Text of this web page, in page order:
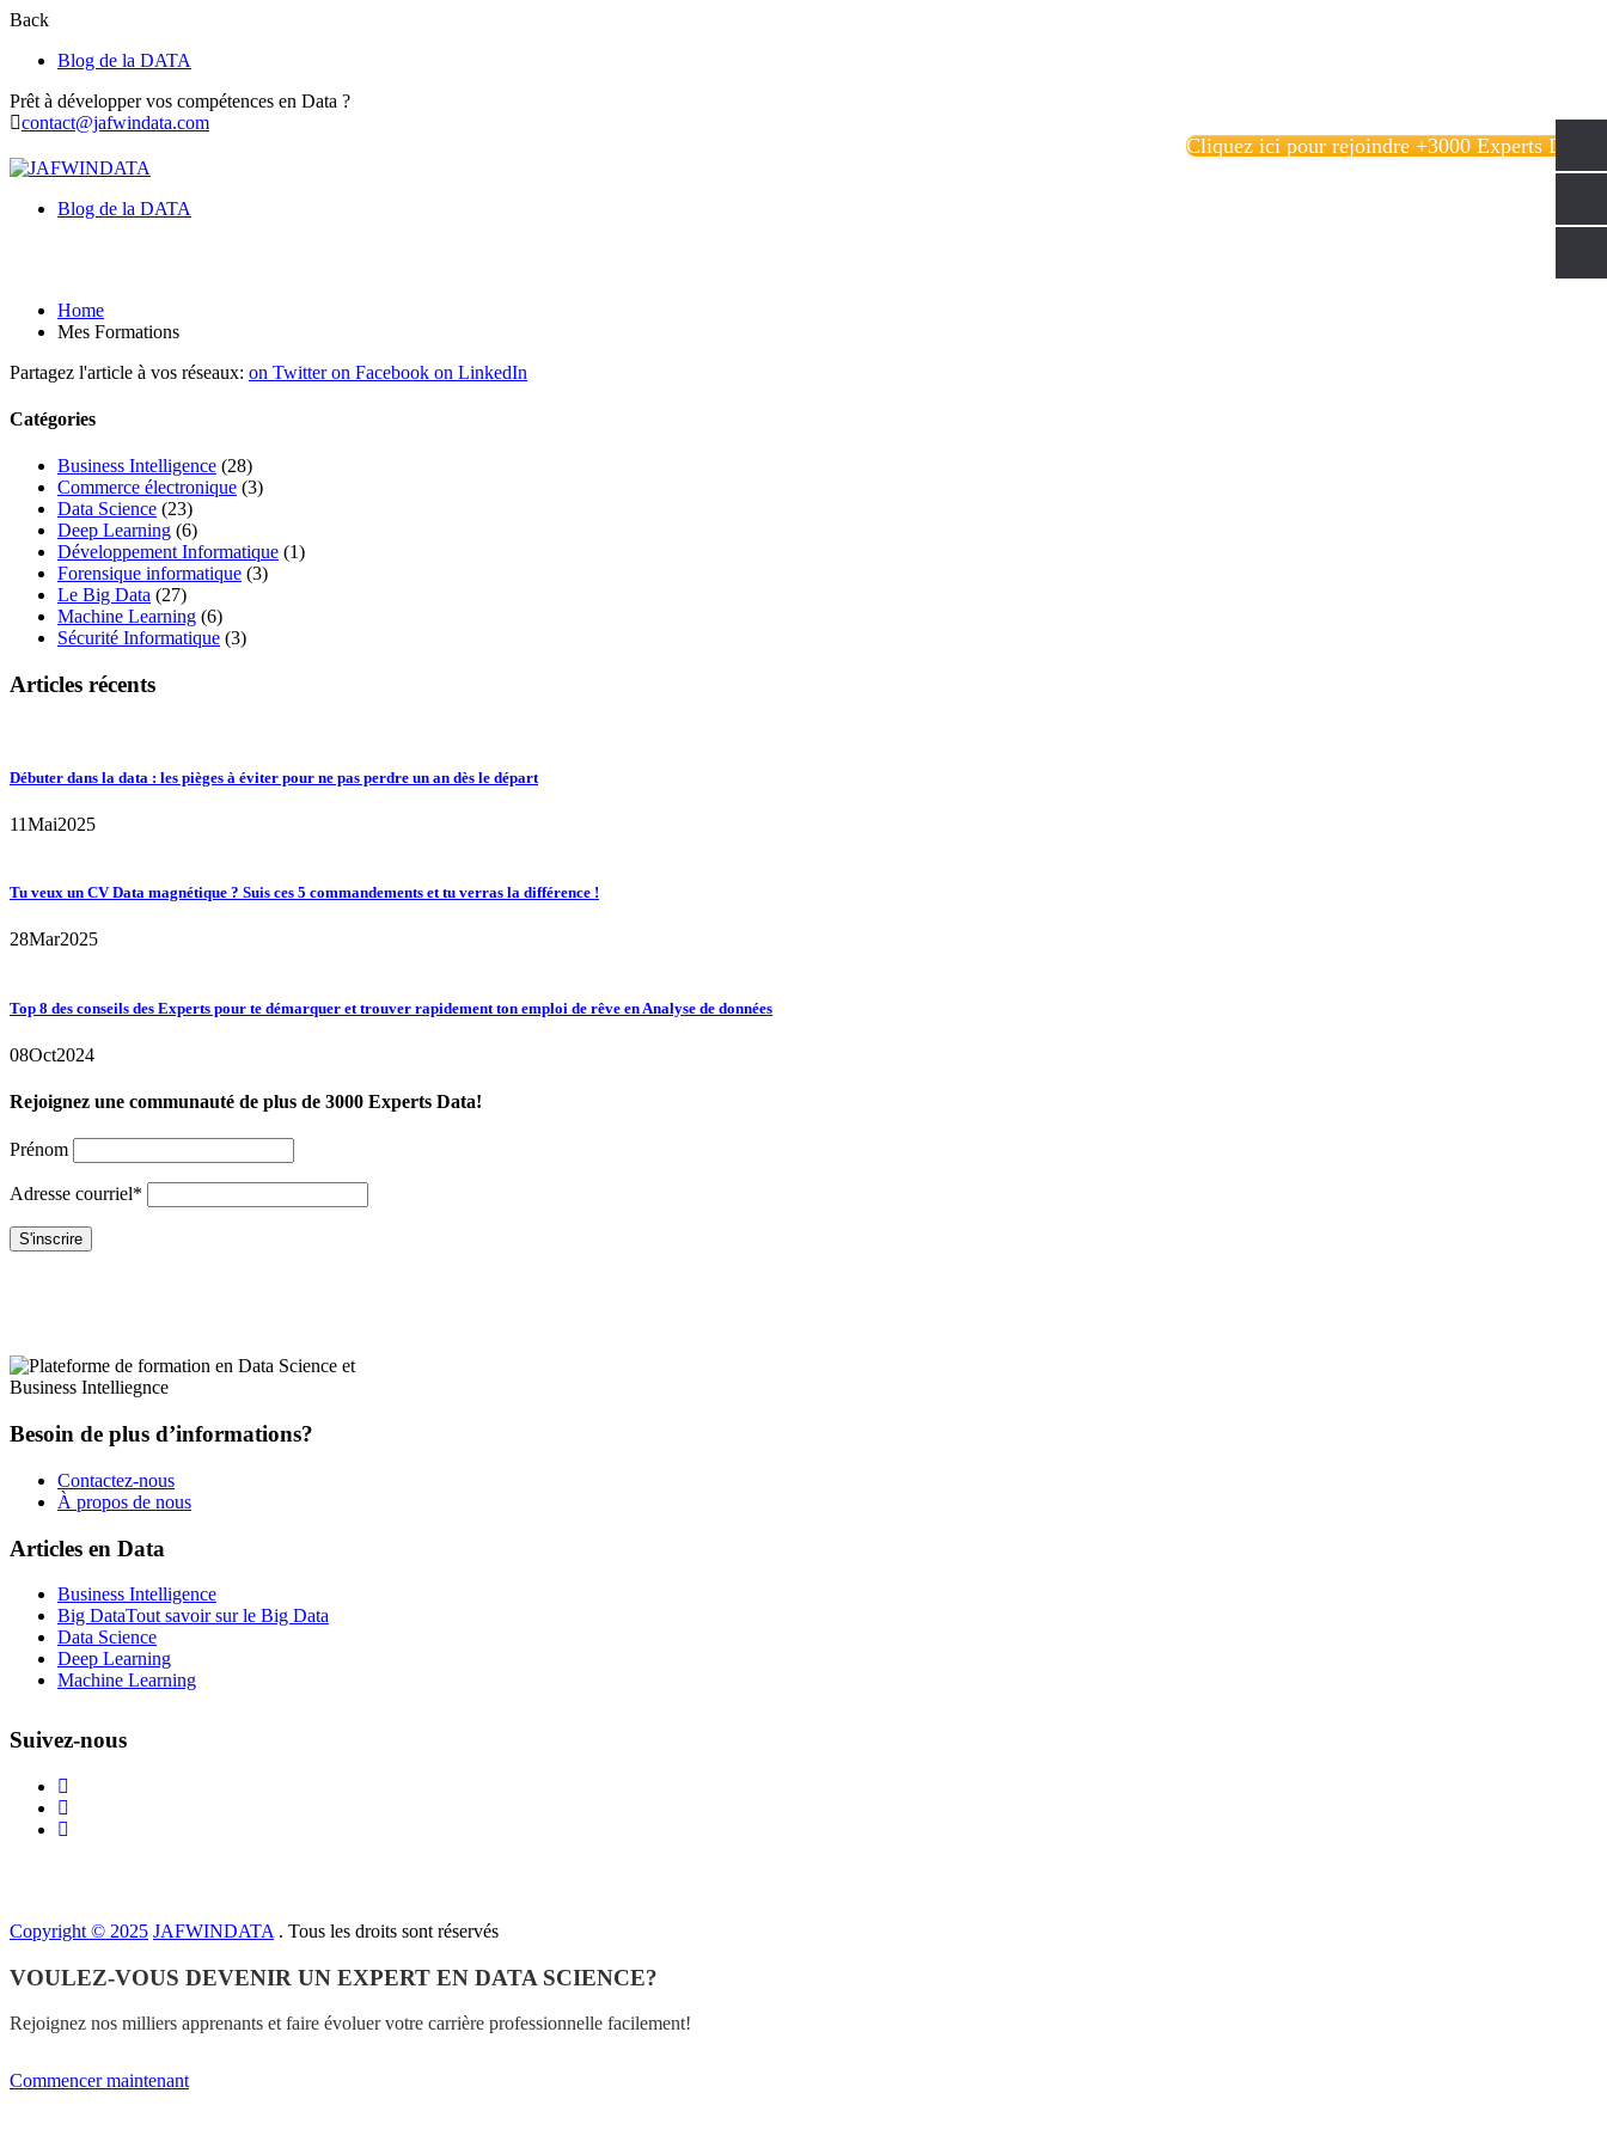
Back
Blog de la DATA
Prêt à développer vos compétences en Data ?
contact@jafwindata.com
Cliquez ici pour rejoindre +3000 Experts Data!
Blog de la DATA
Home
Mes Formations
Partagez l'article à vos réseaux: on Twitter on Facebook on LinkedIn
Catégories
Business Intelligence (28)
Commerce électronique (3)
Data Science (23)
Deep Learning (6)
Développement Informatique (1)
Forensique informatique (3)
Le Big Data (27)
Machine Learning (6)
Sécurité Informatique (3)
Articles récents
Débuter dans la data : les pièges à éviter pour ne pas perdre un an dès le départ
11Mai2025
Tu veux un CV Data magnétique ? Suis ces 5 commandements et tu verras la différence !
28Mar2025
Top 8 des conseils des Experts pour te démarquer et trouver rapidement ton emploi de rêve en Analyse de données
08Oct2024
Rejoignez une communauté de plus de 3000 Experts Data!
Prénom
Adresse courriel*
Besoin de plus d’informations?
Contactez-nous
À propos de nous
Articles en Data
Business Intelligence
Big DataTout savoir sur le Big Data
Data Science
Deep Learning
Machine Learning
Suivez-nous
Copyright © 2025 JAFWINDATA . Tous les droits sont réservés
VOULEZ-VOUS DEVENIR UN EXPERT EN DATA SCIENCE?
Rejoignez nos milliers apprenants et faire évoluer votre carrière professionnelle facilement!
Commencer maintenant